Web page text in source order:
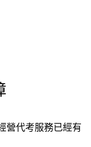
營代考服務已經有